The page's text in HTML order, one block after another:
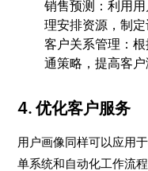
销售预测：利用
理安排资源，制定
客户关系管理：
通策略，提高客户
4. 优化客户服务
用户画像同样可以应用
单系统和自动化工作流